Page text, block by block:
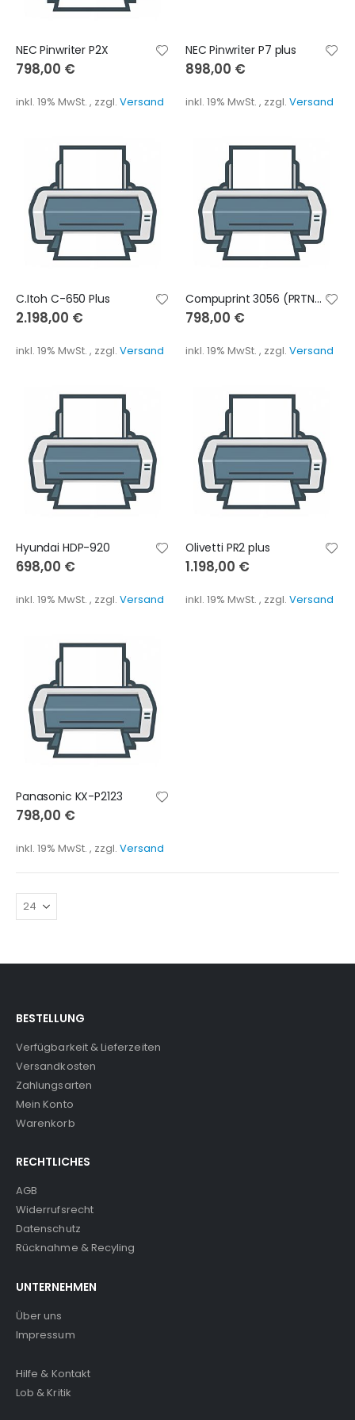
NEC Pinwriter P2X
798,00 €
inkl. 19% MwSt. , zzgl. Versand
NEC Pinwriter P7 plus
898,00 €
inkl. 19% MwSt. , zzgl. Versand
C.Itoh C-650 Plus
2.198,00 €
inkl. 19% MwSt. , zzgl. Versand
Compuprint 3056 (PRTN3056)
798,00 €
inkl. 19% MwSt. , zzgl. Versand
Hyundai HDP-920
698,00 €
inkl. 19% MwSt. , zzgl. Versand
Olivetti PR2 plus
1.198,00 €
inkl. 19% MwSt. , zzgl. Versand
Panasonic KX-P2123
798,00 €
inkl. 19% MwSt. , zzgl. Versand
BESTELLUNG
Verfügbarkeit & Lieferzeiten
Versandkosten
Zahlungsarten
Mein Konto
Warenkorb
RECHTLICHES
AGB
Widerrufsrecht
Datenschutz
Rücknahme & Recyling
UNTERNEHMEN
Über uns
Impressum
Hilfe & Kontakt
Lob & Kritik